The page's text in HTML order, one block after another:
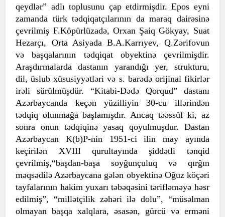
qeydlər” adlı toplusunu çap etdirmişdir. Epos eyni
zamanda türk tədqiqatçılarının da maraq dairəsinə
çevrilmiş F.Köpürlüzadə, Orxan Şaiq Gökyay, Suat
Hezarçı, Orta Asiyada B.A.Karrıyev, Q.Zərifovun
və başqalarının tədqiqat obyektinə çevrilmişdir.
Araşdırmalarda dastanın yarandığı yer, strukturu,
dil, üslub xüsusiyyətləri və s. barədə orijinal fikirlər
irəli sürülmüşdür.
“Kitabi-Dədə Qorqud” dastanı
Azərbaycanda keçən yüzilliyin 30-cu illərindən
tədqiq olunmağa başlamışdır. Ancaq təəssüf ki, az
sonra onun tədqiqinə yasaq qoyulmuşdur. Dastan
Azərbaycan K(b)P-nin 1951-ci ilin may ayında
keçirilən XVIII qurultayında şiddətli tənqid
çevrilmiş,“başdan-başa soyğunçuluq və qırğın
məqsədilə Azərbaycana gələn obyektinə Oğuz köçəri
tayfalarının hakim yuxarı təbəqəsini tərifləməyə həsr
edilmiş”, “millətçilik zəhəri ilə dolu”, “müsəlman
olmayan başqa xalqlara, əsasən, gürcü və erməni